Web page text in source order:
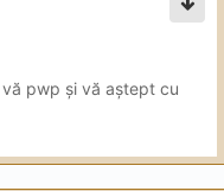
pwp și vă aștept cu